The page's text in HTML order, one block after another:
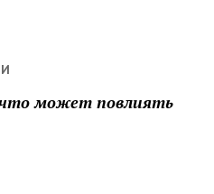
что может повлиять